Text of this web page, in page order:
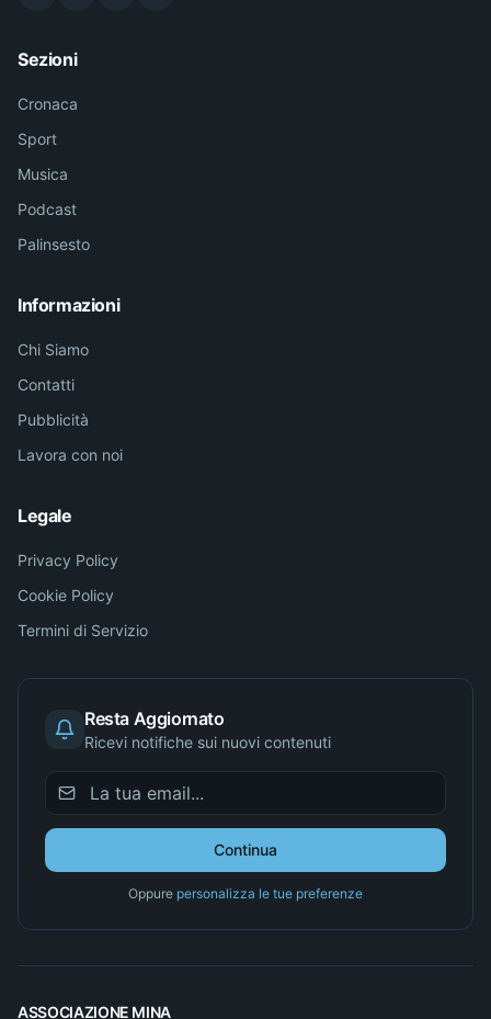
Sezioni
Cronaca
Sport
Musica
Podcast
Palinsesto
Informazioni
Chi Siamo
Contatti
Pubblicità
Lavora con noi
Legale
Privacy Policy
Cookie Policy
Termini di Servizio
Resta Aggiornato
Ricevi notifiche sui nuovi contenuti
Continua
Oppure personalizza le tue preferenze
ASSOCIAZIONE MINA